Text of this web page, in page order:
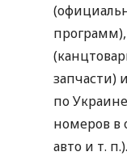
запчасти)
по
номеров в
авто и т. п.).